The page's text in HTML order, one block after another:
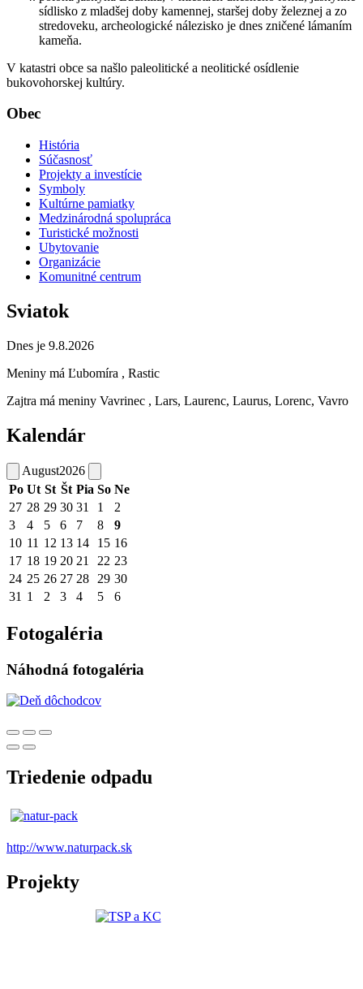
sídlisko z mladšej doby kamennej, staršej doby železnej a zo
stredoveku, archeologické nálezisko je dnes zničené lámaním
kameňa.
V katastri obce sa našlo paleolitické a neolitické osídlenie
bukovohorskej kultúry.
Obec
História
Súčasnosť
Projekty a investície
Symboly
Kultúrne pamiatky
Medzinárodná spolupráca
Turistické možnosti
Ubytovanie
Organizácie
Komunitné centrum
Sviatok
Dnes je 9.8.2026
Meniny má Ľubomíra , Rastic
Zajtra má meniny Vavrinec , Lars, Laurenc, Laurus, Lorenc, Vavro
Kalendár
August2026
Po Ut St Št Pia So Ne
27 28 29 30 31 1
2
3
4 5 6 7 8
9
10 11 12 13 14 15 16
17 18 19 20 21 22 23
24 25 26 27 28 29 30
31 1 2 3 4 5 6
Fotogaléria
Náhodná fotogaléria
Triedenie odpadu
http://www.naturpack.sk
Projekty